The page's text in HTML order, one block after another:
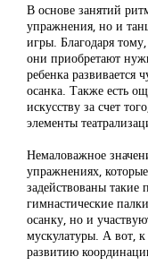
В основе занятий
упражнения, но и
игры. Благодаря
они приобретают
ребенка развивается
осанка. Также есть
искусству за счет
элементы
Немаловажное
упражнениях,
задействованы
гимнастические
осанку, но и
мускулатуры. А вот,
развитию